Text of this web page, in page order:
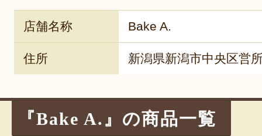
店舗名称 Bake A.
住所 新潟県新潟市中央区営
『Bake A.』の商品一覧